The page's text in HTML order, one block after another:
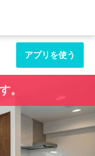
アプリを使う
。